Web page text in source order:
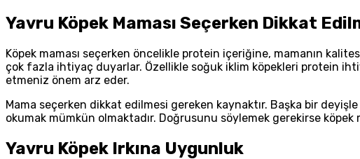
Yavru Köpek Maması Seçerken Dikkat
Köpek maması seçerken öncelikle protein içeriğine, mamanın
çok fazla ihtiyaç duyarlar. Özellikle soğuk iklim köpekleri protein
etmeniz önem arz eder.
Mama seçerken dikkat edilmesi gereken kaynaktır. Başka bir
okumak mümkün olmaktadır. Doğrusunu söylemek gerekirse köpek
Yavru Köpek Irkına Uygunluk